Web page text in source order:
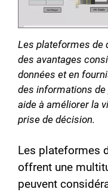
Les plateformes de
des avantages
données et en
des informations
aide à améliorer la
prise de décision.
Les plateformes
offrent une
peuvent